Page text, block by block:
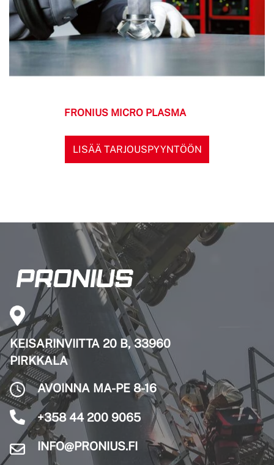
FRONIUS MICRO PLASMA
LISÄÄ TARJOUSPYYNTÖÖN
KEISARINVIITTA 20 B, 33960
PIRKKALA
AVOINNA MA-PE 8-16
+358 44 200 9065
INFO@PRONIUS.FI